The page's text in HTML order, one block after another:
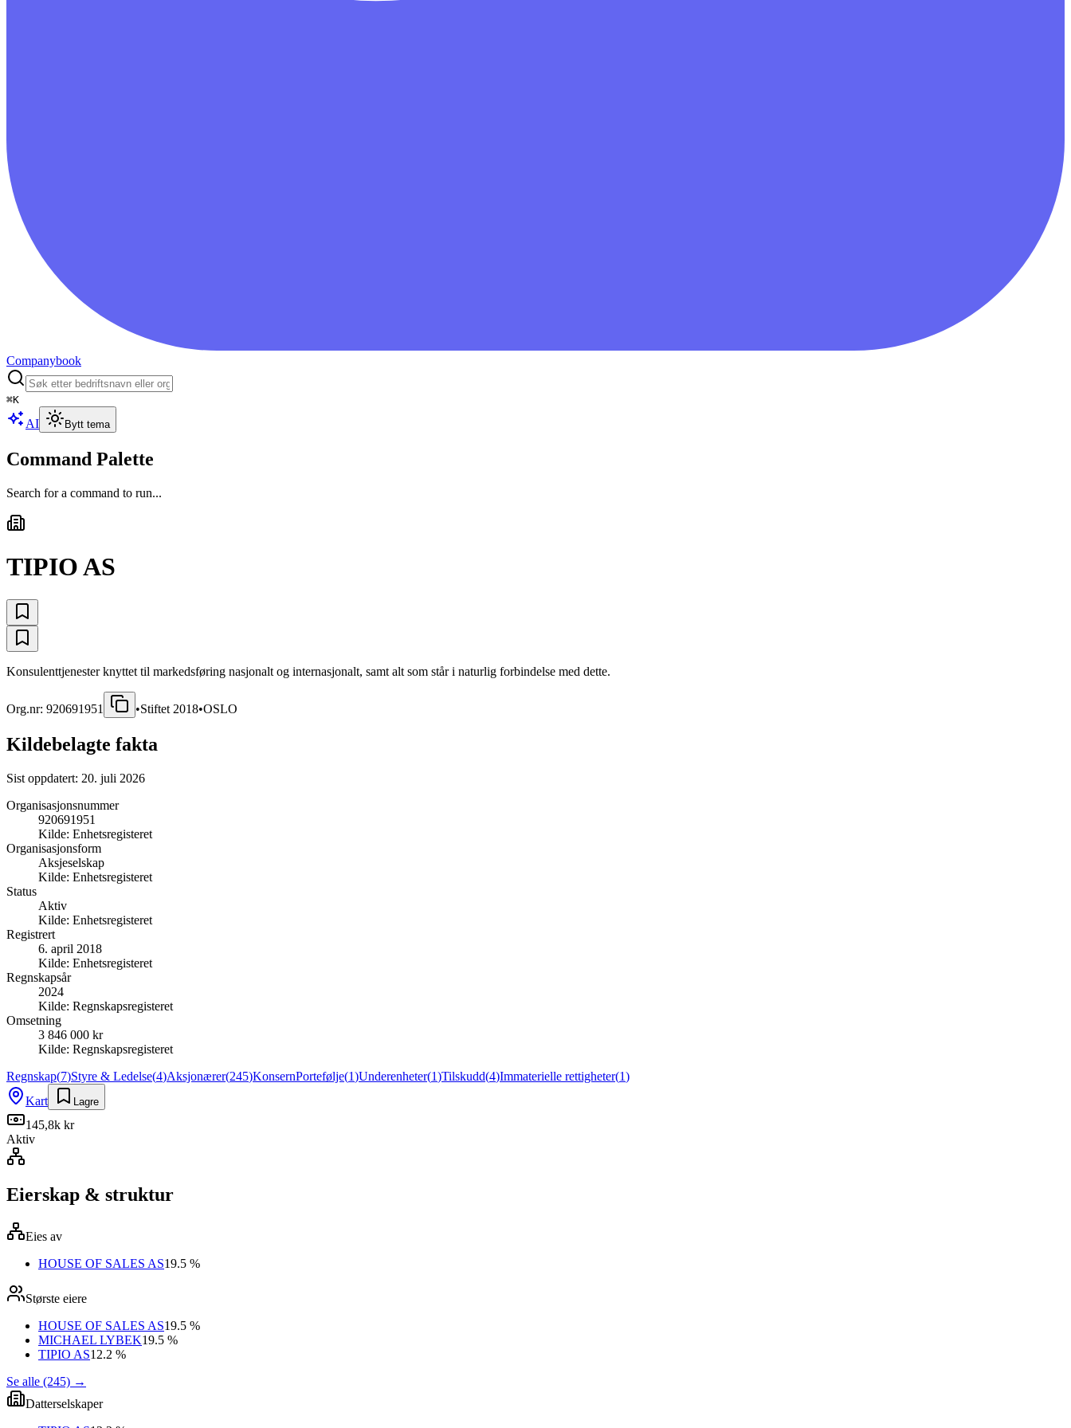
Companybook
⌘K
AI Bytt tema
Command Palette
Search for a command to run...
TIPIO AS
Konsulenttjenester knyttet til markedsføring nasjonalt og internasjonalt, samt alt som står i naturlig forbindelse med dette.
Org.nr: 920691951 •Stiftet 2018•OSLO
Kildebelagte fakta
Sist oppdatert: 20. juli 2026
Organisasjonsnummer
920691951
Kilde: Enhetsregisteret
Organisasjonsform
Aksjeselskap
Kilde: Enhetsregisteret
Status
Aktiv
Kilde: Enhetsregisteret
Registrert
6. april 2018
Kilde: Enhetsregisteret
Regnskapsår
2024
Kilde: Regnskapsregisteret
Omsetning
3 846 000 kr
Kilde: Regnskapsregisteret
Regnskap(7)Styre & Ledelse(4)Aksjonærer(245)KonsernPortefølje(1)Underenheter(1)Tilskudd(4)Immaterielle rettigheter(1)
Kart
Lagre
145,8k kr
Aktiv
Eierskap & struktur
Eies av
HOUSE OF SALES AS19.5 %
Største eiere
HOUSE OF SALES AS19.5 %
MICHAEL LYBEK19.5 %
TIPIO AS12.2 %
Se alle (245) →
Datterselskaper